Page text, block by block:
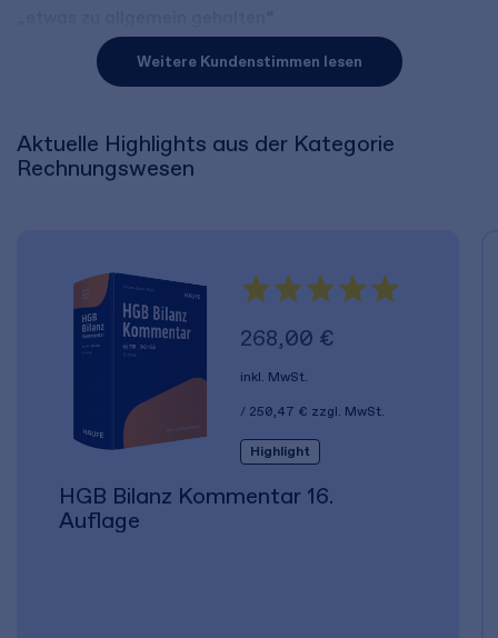
Weitere Kundenstimmen lesen
Aktuelle Highlights aus der Kategorie
Rechnungswesen
268,00 €
inkl. MwSt.
250,47 € zzgl. MwSt.
Highlight
HGB Bilanz Kommentar 16.
Auflage